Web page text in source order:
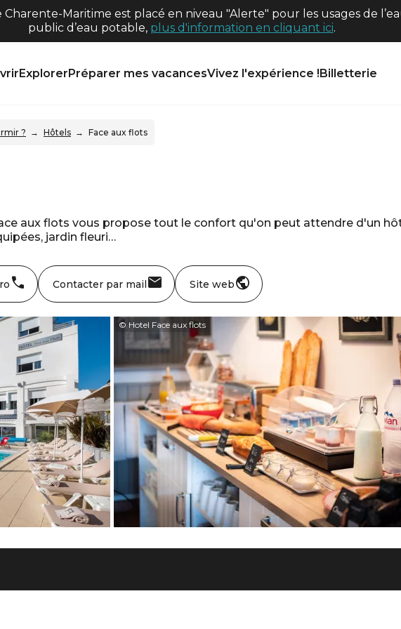
Maritime est placé en niveau "Alerte" pour les usages de
public d’eau potable, plus d'information en cliquant ici.
ExplorerPréparer mes vacancesVivez l'expérience !Billetterie
? Hôtels Face aux flots
aux flots vous propose tout le confort qu'on peut attendre d'un
jardin fleuri…
Contacter par mail Site web
© Hotel Face aux flots